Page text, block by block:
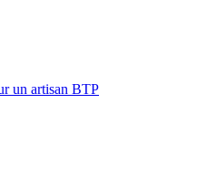
un artisan BTP